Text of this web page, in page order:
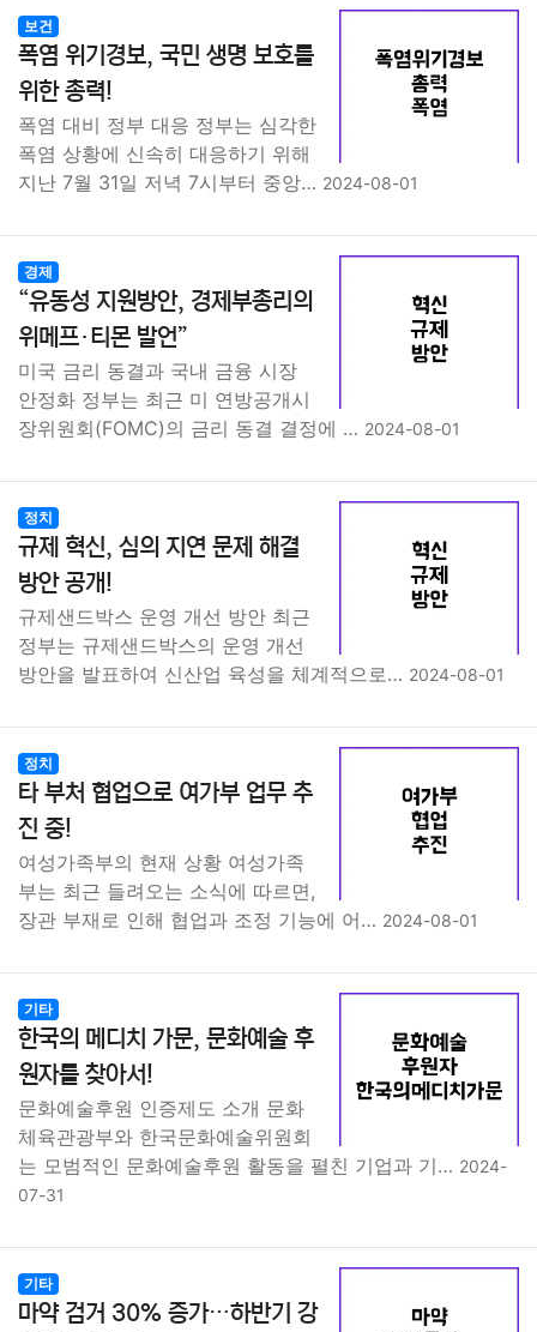
보건
폭염 위기경보, 국민 생명 보호를
위한 총력!
폭염 대비 정부 대응 정부는 심각한
폭염 상황에 신속히 대응하기 위해
지난 7월 31일 저녁 7시부터 중앙… 2024-08-01
경제
“유동성 지원방안, 경제부총리의
위메프·티몬 발언”
미국 금리 동결과 국내 금융 시장
안정화 정부는 최근 미 연방공개시
장위원회(FOMC)의 금리 동결 결정에 … 2024-08-01
정치
규제 혁신, 심의 지연 문제 해결
방안 공개!
규제샌드박스 운영 개선 방안 최근
정부는 규제샌드박스의 운영 개선
방안을 발표하여 신산업 육성을 체계적으로… 2024-08-01
정치
타 부처 협업으로 여가부 업무 추
진 중!
여성가족부의 현재 상황 여성가족
부는 최근 들려오는 소식에 따르면,
장관 부재로 인해 협업과 조정 기능에 어… 2024-08-01
기타
한국의 메디치 가문, 문화예술 후
원자를 찾아서!
문화예술후원 인증제도 소개 문화
체육관광부와 한국문화예술위원회
는 모범적인 문화예술후원 활동을 펼친 기업과 기… 2024-
07-31
기타
마약 검거 30% 증가…하반기 강